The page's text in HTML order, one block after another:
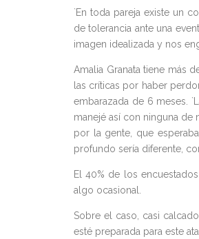
`En toda pareja existe un
de tolerancia ante una
imagen idealizada y nos
Amalia Granata tiene más
las críticas por haber
embarazada de 6 meses.
manejé así con ninguna de
por la gente, que
profundo sería diferente,
El 40% de los
algo ocasional.
Sobre el caso, casi
esté preparada para este